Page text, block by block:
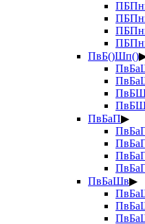
ПвБ()Шп()
ПвБаП▶
ПвБаШв▶